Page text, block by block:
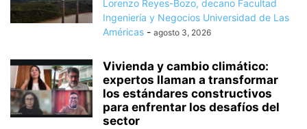
Lorenzo Reyes-Bozo, decano Facultad
Ingeniería y Negocios Universidad de Las
Américas - agosto 3, 2026
Vivienda y cambio climático:
expertos llaman a transformar
los estándares constructivos
para enfrentar los desafíos del
sector